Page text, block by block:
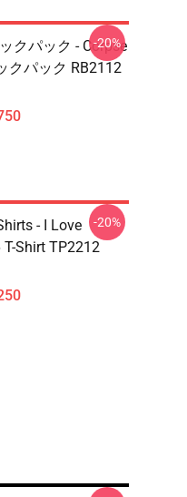
クパック - Corpse
クパック RB2112
-20%
- I Love
Shirt TP2212
-20%